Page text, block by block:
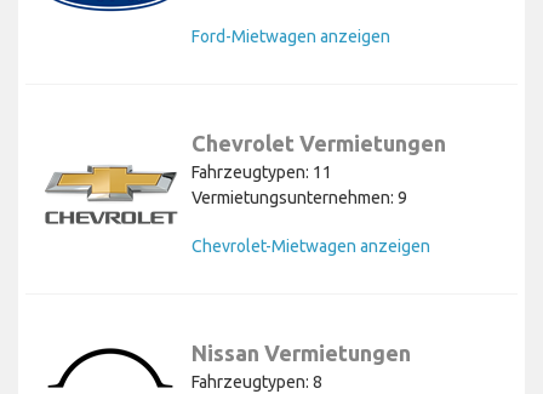
Ford-Mietwagen anzeigen
Chevrolet Vermietungen
Fahrzeugtypen: 11
Vermietungsunternehmen: 9
Chevrolet-Mietwagen anzeigen
Nissan Vermietungen
Fahrzeugtypen: 8